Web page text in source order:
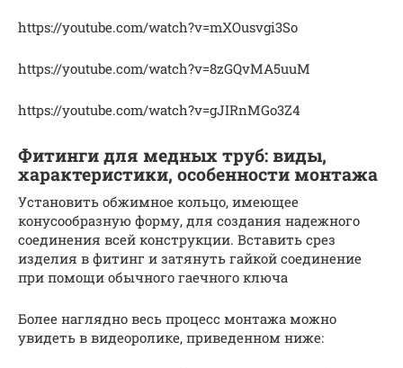
https://youtube.com/watch?v=mXOusvgi3So
https://youtube.com/watch?v=8zGQvMA5uuM
https://youtube.com/watch?v=gJIRnMGo3Z4
Фитинги для медных труб: виды,
характеристики, особенности монтажа
Установить обжимное кольцо, имеющее
конусообразную форму, для создания надежного
соединения всей конструкции. Вставить срез
изделия в фитинг и затянуть гайкой соединение
при помощи обычного гаечного ключа
Более наглядно весь процесс монтажа можно
увидеть в видеоролике, приведенном ниже: